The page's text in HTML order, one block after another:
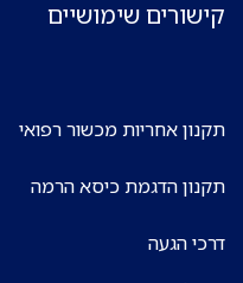
קישורים שימושיים
תקנון אחריות מכשור רפואי
תקנון הדגמת כיסא הרמה
דרכי הגעה